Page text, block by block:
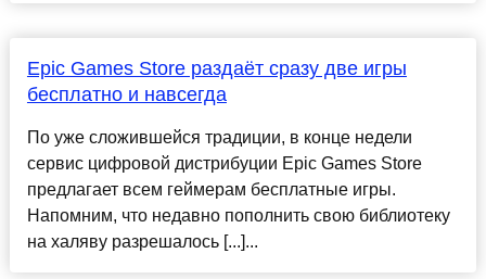
Epic Games Store раздаёт сразу две игры
бесплатно и навсегда
По уже сложившейся традиции, в конце недели
сервис цифровой дистрибуции Epic Games Store
предлагает всем геймерам бесплатные игры.
Напомним, что недавно пополнить свою библиотеку
на халяву разрешалось [...]...